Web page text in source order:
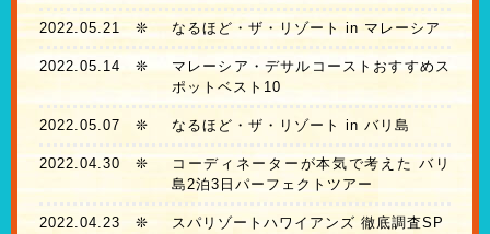
2022.05.21 ❊ なるほど・ザ・リゾート in マレーシア
2022.05.14 ❊
マレーシア・デサルコーストおすすめス
ポットベスト10
2022.05.07 ❊ なるほど・ザ・リゾート in バリ島
2022.04.30 ❊
コーディネーターが本気で考えた バリ
島2泊3日パーフェクトツアー
2022.04.23 ❊ スパリゾートハワイアンズ 徹底調査SP